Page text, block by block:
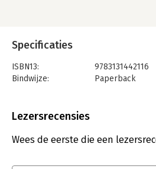
Specificaties
ISBN13:
9783131442116
Bindwijze:
Paperback
Lezersrecensies
Wees de eerste die een